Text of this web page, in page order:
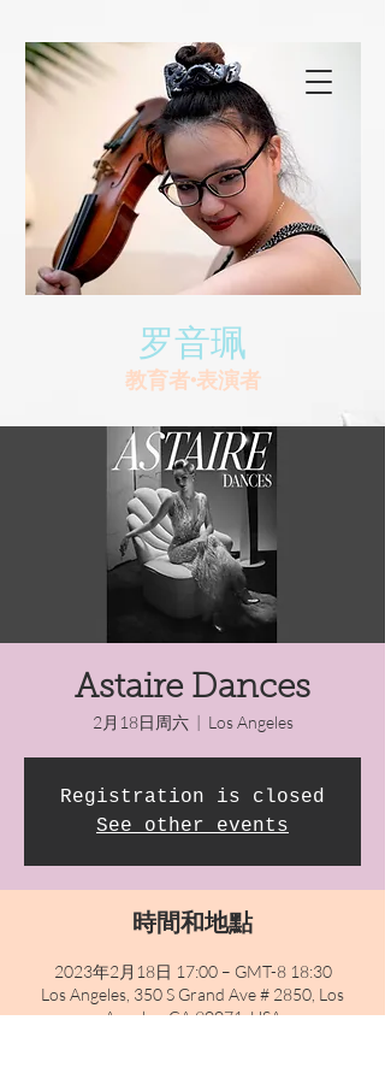
罗音珮
教育者•表演者
Astaire Dances
2月18日周六
  |
Los Angeles
Registration is closed
See other events
時間和地點
2023年2月18日 17:00 – GMT-8 18:30
Los Angeles, 350 S Grand Ave # 2850, Los
Angeles, CA 90071, USA